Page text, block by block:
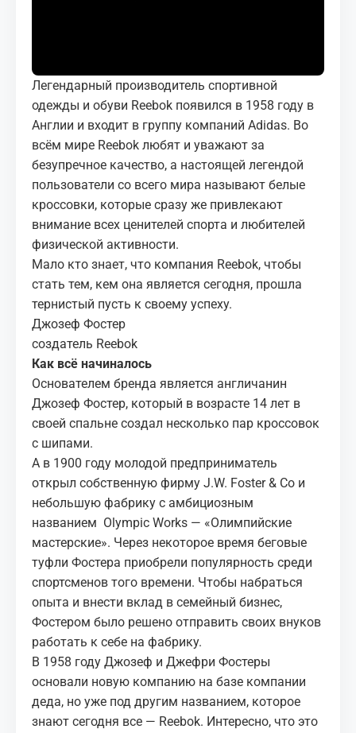
КОНТАКТЫ
UZ-PIN
Легендарный производитель спортивной
одежды и обуви Reebok появился в 1958 году в
Англии и входит в группу компаний Аdidas. Во
всём мире Reebok любят и уважают за
безупречное качество, а настоящей легендой
пользователи со всего мира называют белые
кроссовки, которые сразу же привлекают
внимание всех ценителей спорта и любителей
физической активности.
Мало кто знает, что компания Reebok, чтобы
стать тем, кем она является сегодня, прошла
тернистый пусть к своему успеху.
Джозеф Фостер
создатель Reebok
Как всё начиналось
Основателем бренда является англичанин
Джозеф Фостер, который в возрасте 14 лет в
своей спальне создал несколько пар кроссовок
с шипами.
А в 1900 году молодой предприниматель
открыл собственную фирму J.W. Foster & Co и
небольшую фабрику с амбициозным
названием Olympic Works — «Олимпийские
мастерские». Через некоторое время беговые
туфли Фостера приобрели популярность среди
спортсменов того времени. Чтобы набраться
опыта и внести вклад в семейный бизнес,
Фостером было решено отправить своих внуков
работать к себе на фабрику.
В 1958 году Джозеф и Джефри Фостеры
основали новую компанию на базе компании
деда, но уже под другим названием, которое
знают сегодня все — Reebok. Интересно, что это